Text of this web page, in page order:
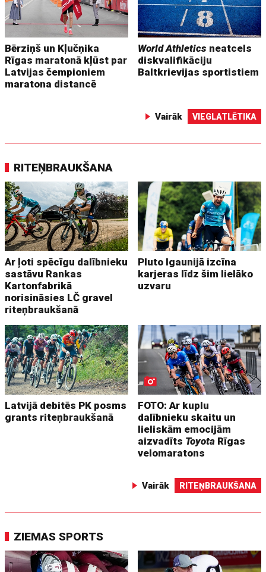
Bērziņš un Kļučņika
Rīgas maratonā kļūst par
Latvijas čempioniem
maratona distancē
World Athletics neatcels
diskvalifikāciju
Baltkrievijas sportistiem
Vairāk VIEGLATLĒTIKA
RITEŅBRAUKŠANA
Ar ļoti spēcīgu dalībnieku
sastāvu Rankas
Kartonfabrikā
norisināsies LČ gravel
riteņbraukšanā
Pluto Igaunijā izcīna
karjeras līdz šim lielāko
uzvaru
Latvijā debitēs PK posms
grants riteņbraukšanā
FOTO: Ar kuplu
dalībnieku skaitu un
lieliskām emocijām
aizvadīts Toyota Rīgas
velomaratons
Vairāk RITEŅBRAUKŠANA
ZIEMAS SPORTS